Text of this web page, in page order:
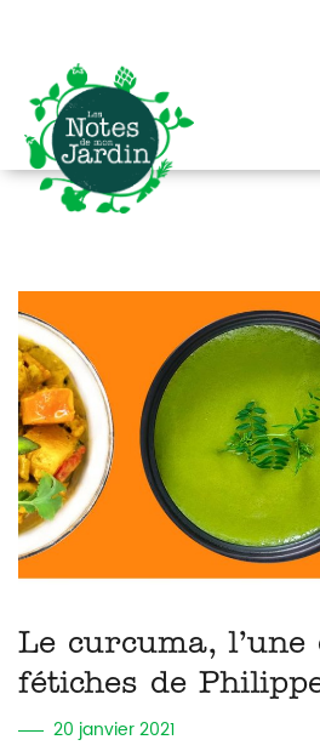
Les
Notes
de
mon
Le curcuma, l’une
fétiches de
20 janvier 2021